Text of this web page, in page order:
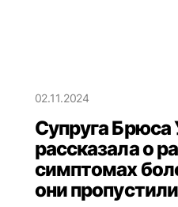
02.11.2024
Супруга Брюса
рассказала о
симптомах
они пропустили